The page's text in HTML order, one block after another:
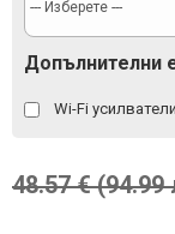
48.57 € (94.99
Допълнителни
Wi-Fi